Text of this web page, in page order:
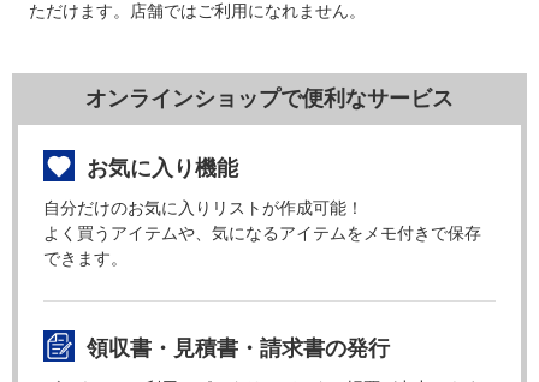
ただけます。店舗ではご利用になれません。
オンラインショップで便利なサービス
お気に入り機能
自分だけのお気に入りリストが作成可能！
よく買うアイテムや、気になるアイテムをメモ付きで保存
できます。
領収書・見積書・請求書の発行